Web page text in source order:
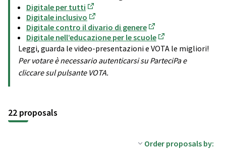
Digitale per tutti
(Opens in new tab)
Digitale inclusivo
(Opens in new tab)
Digitale contro il divario di genere
(Opens in new tab)
Digitale nell’educazione per le scuole
(Opens in new tab)
Leggi, guarda le video-presentazioni e VOTA le migliori!
Per votare è necessario autenticarsi su ParteciPa e
cliccare sul pulsante VOTA.
22 proposals
Order proposals by: